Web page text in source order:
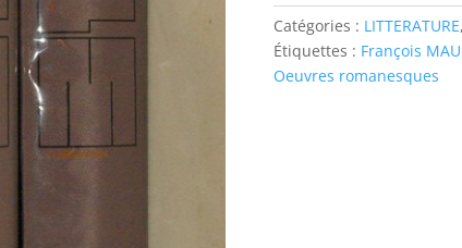
Catégories : LITTERATURE,
Étiquettes : François
Oeuvres romanesques